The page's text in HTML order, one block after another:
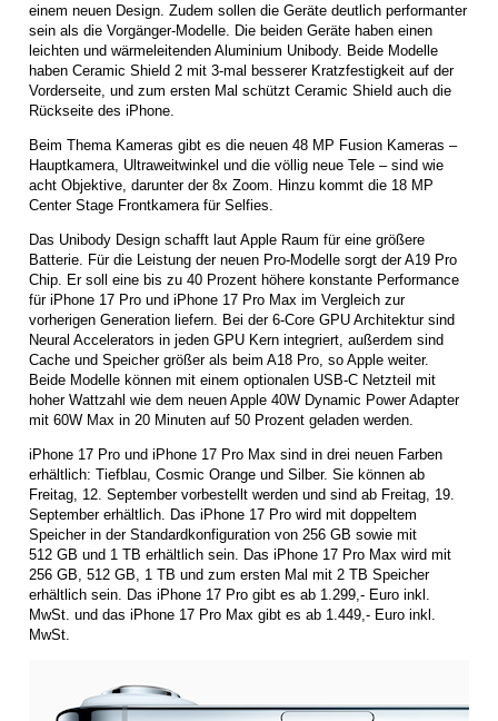
einem neuen Design. Zudem sollen die Geräte deutlich performanter
sein als die Vorgänger-Modelle. Die beiden Geräte haben einen
leichten und wärmeleitenden Aluminium Unibody. Beide Modelle
haben Ceramic Shield 2 mit 3-mal besserer Kratzfestigkeit auf der
Vorderseite, und zum ersten Mal schützt Ceramic Shield auch die
Rückseite des iPhone.
Beim Thema Kameras gibt es die neuen 48 MP Fusion Kameras –
Hauptkamera, Ultraweitwinkel und die völlig neue Tele – sind wie
acht Objektive, darunter der 8x Zoom. Hinzu kommt die 18 MP
Center Stage Frontkamera für Selfies.
Das Unibody Design schafft laut Apple Raum für eine größere
Batterie. Für die Leistung der neuen Pro-Modelle sorgt der A19 Pro
Chip. Er soll eine bis zu 40 Prozent höhere konstante Performance
für iPhone 17 Pro und iPhone 17 Pro Max im Vergleich zur
vorherigen Generation liefern. Bei der 6-Core GPU Architektur sind
Neural Accelerators in jeden GPU Kern integriert, außerdem sind
Cache und Speicher größer als beim A18 Pro, so Apple weiter.
Beide Modelle können mit einem optionalen USB-C Netzteil mit
hoher Wattzahl wie dem neuen Apple 40W Dynamic Power Adapter
mit 60W Max in 20 Minuten auf 50 Prozent geladen werden.
iPhone 17 Pro und iPhone 17 Pro Max sind in drei neuen Farben
erhältlich: Tiefblau, Cosmic Orange und Silber. Sie können ab
Freitag, 12. September vorbestellt werden und sind ab Freitag, 19.
September erhältlich. Das iPhone 17 Pro wird mit doppeltem
Speicher in der Standardkonfiguration von 256 GB sowie mit
512 GB und 1 TB erhältlich sein. Das iPhone 17 Pro Max wird mit
256 GB, 512 GB, 1 TB und zum ersten Mal mit 2 TB Speicher
erhältlich sein. Das iPhone 17 Pro gibt es ab 1.299,- Euro inkl.
MwSt. und das iPhone 17 Pro Max gibt es ab 1.449,- Euro inkl.
MwSt.